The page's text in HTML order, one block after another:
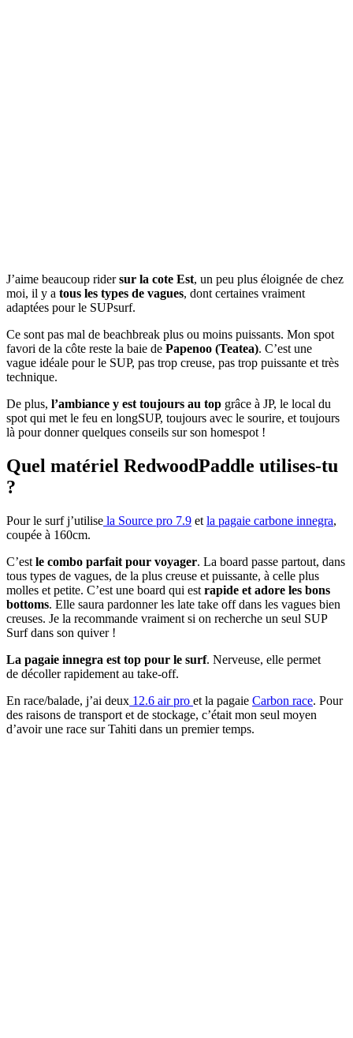
J’aime beaucoup ridersur la cote Est, un peu plus éloignée de chez
moi, il y a tous les types de vagues, dont certaines vraiment
adaptées pour le SUPsurf.
Ce sont pas mal de beachbreak plus ou moins puissants. Mon spot
favori de la côte reste la baie de Papenoo (Teatea). C’est une
vague idéale pour le SUP, pas trop creuse, pas trop puissante et très
technique.
De plus, l’ambiance y est toujours au top grâce à JP, le local du
spot qui met le feu en longSUP, toujours avec le sourire, et toujours
là pour donner quelques conseils sur son homespot !
Quel matériel RedwoodPaddle utilises-tu
?
Pour le surf j’utilise la Source pro 7.9 et la pagaie carbone innegra,
coupée à 160cm.
C’est le combo parfait pour voyager. La board passe partout, dans
tous types de vagues, de la plus creuse et puissante, à celle plus
molles et petite. C’est une board qui est rapide et adore les bons
bottoms. Elle saura pardonner les late take off dans les vagues bien
creuses. Je la recommande vraiment si on recherche un seul SUP
Surf dans son quiver !
La pagaie innegra est top pour le surf. Nerveuse, elle permet
de décoller rapidement au take-off.
En race/balade, j’ai deux 12.6 air pro et la pagaie Carbon race. Pour
des raisons de transport et de stockage, c’était mon seul moyen
d’avoir une race sur Tahiti dans un premier temps.